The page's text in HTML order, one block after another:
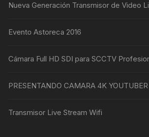
Nueva Generación Transmisor de Video
Evento Astoreca 2016
Cámara Full HD SDI para SCCTV
PRESENTANDO CAMARA 4K
Transmisor Live Stream Wifi